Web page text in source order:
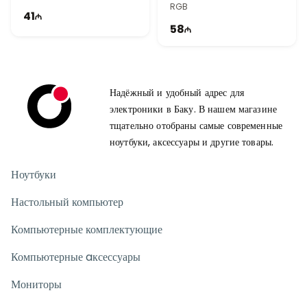
41
RGB
58
Надёжный и удобный адрес для
электроники в Баку. В нашем магазине
тщательно отобраны самые современные
ноутбуки, аксессуары и другие товары.
Ноутбуки
Настольный компьютер
Компьютерные комплектующие
Компьютерные aксессуары
Мониторы